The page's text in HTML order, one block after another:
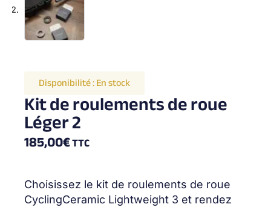
Disponibilité :En stock
Kit de roulements de roue
Léger 2
185,00€TTC
Choisissez le kit de roulements de roue
CyclingCeramic Lightweight 3 et rendez